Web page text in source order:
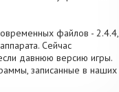
файлов - 2.4.4,
Сейчас
давнюю версию игры.
записанные в наших